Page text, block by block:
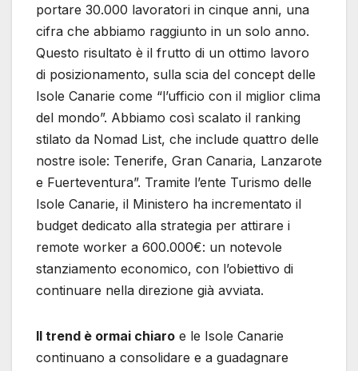
portare 30.000 lavoratori in cinque anni, una
cifra che abbiamo raggiunto in un solo anno.
Questo risultato è il frutto di un ottimo lavoro
di posizionamento, sulla scia del concept delle
Isole Canarie come “l’ufficio con il miglior clima
del mondo”. Abbiamo così scalato il ranking
stilato da Nomad List, che include quattro delle
nostre isole: Tenerife, Gran Canaria, Lanzarote
e Fuerteventura”. Tramite l’ente Turismo delle
Isole Canarie, il Ministero ha incrementato il
budget dedicato alla strategia per attirare i
remote worker a 600.000€: un notevole
stanziamento economico, con l’obiettivo di
continuare nella direzione già avviata.
Il trend è ormai chiaro e le Isole Canarie
continuano a consolidare e a guadagnare